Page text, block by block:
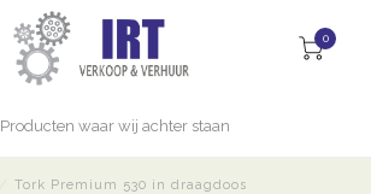
0
Producten waar wij achter staan
Tork Premium 530 in draagdoos